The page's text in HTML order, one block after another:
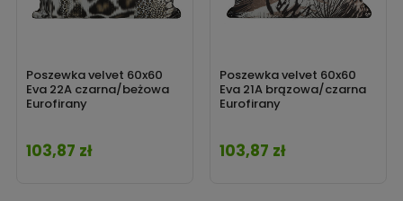
Poszewka velvet 60x60
Eva 22A czarna/beżowa
Eurofirany
Cena
103,87 zł
Poszewka velvet 60x60
Eva 21A brązowa/czarna
Eurofirany
Cena
103,87 zł